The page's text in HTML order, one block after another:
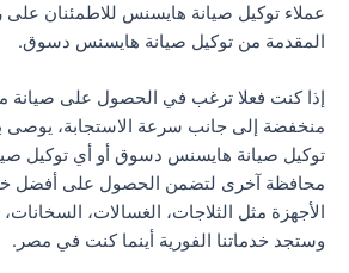
عملاء توكيل صيانة هايسنس للاطمئنان
المقدمة من توكيل صيانة هايسنس دسوق.
إذا كنت فعلا ترغب في الحصول على صيانة
منخفضة إلى جانب سرعة الاستجابة، يوصى
توكيل صيانة هايسنس دسوق أو أي توكيل
محافظة آخرى لتضمن الحصول على أفضل
الأجهزة مثل الثلاجات، الغسالات،
وستجد خدماتنا الفورية أينما كنت في مصر.